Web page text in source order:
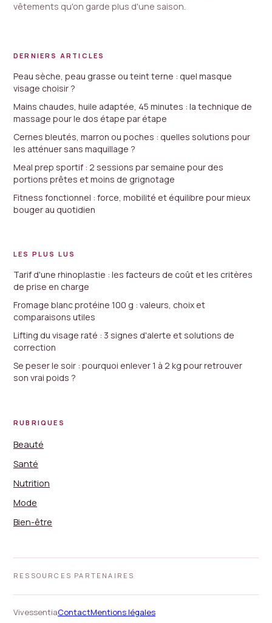
vêtements qu'on garde plus d'une saison.
DERNIERS ARTICLES
Peau sèche, peau grasse ou teint terne : quel masque
visage choisir ?
Mains chaudes, huile adaptée, 45 minutes : la technique de
massage pour le dos étape par étape
Cernes bleutés, marron ou poches : quelles solutions pour
les atténuer sans maquillage ?
Meal prep sportif : 2 sessions par semaine pour des
portions prêtes et moins de grignotage
Fitness fonctionnel : force, mobilité et équilibre pour mieux
bouger au quotidien
LES PLUS LUS
Tarif d'une rhinoplastie : les facteurs de coût et les critères
de prise en charge
Fromage blanc protéine 100 g : valeurs, choix et
comparaisons utiles
Lifting du visage raté : 3 signes d'alerte et solutions de
correction
Se peser le soir : pourquoi enlever 1 à 2 kg pour retrouver
son vrai poids ?
RUBRIQUES
Beauté
Santé
Nutrition
Mode
Bien-être
RESSOURCES PARTENAIRES
VivessentiaContactMentions légales